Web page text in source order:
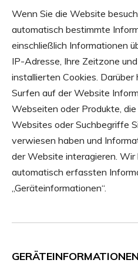
Wenn Sie die Website
automatisch bestimmte
einschließlich Informationen
IP-Adresse, Ihre Zeitzone
installierten Cookies.
Surfen auf der Website
Webseiten oder Produkte,
Websites oder Suchbegriffe
verwiesen haben und
der Website interagieren. Wir
automatisch erfassten
„Geräteinformationen“.